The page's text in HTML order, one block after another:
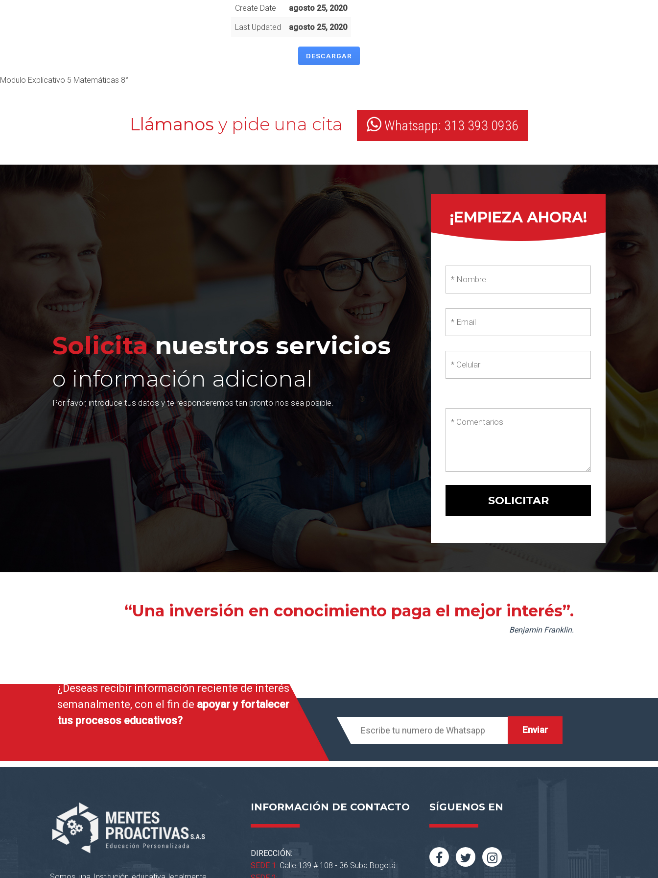
Create Date agosto 25, 2020
Last Updated agosto 25, 2020
DESCARGAR
Modulo Explicativo 5 Matemáticas 8°
Llámanos y pide una cita Whatsapp: 313 393 0936
Solicitanuestros servicios
o información adicional
Por favor, introduce tus datos y te responderemos tan pronto nos sea posible.
¡EMPIEZA AHORA!
“Una inversión en conocimiento paga el mejor interés”.
Benjamin Franklin.
¿Deseas recibir información reciente de interés
semanalmente, con el fin de apoyar y fortalecer
tus procesos educativos?
INFORMACIÓN DE CONTACTO
DIRECCIÓN:
SEDE 1: Calle 139 # 108 - 36 Suba Bogotá
SÍGUENOS EN